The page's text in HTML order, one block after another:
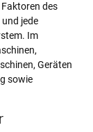
des
jede
Im
Geräten
sowie